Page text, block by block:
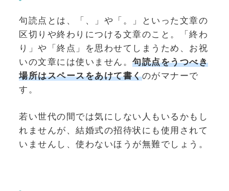
句読点とは、「、」や「。」といった文章の
区切りや終わりにつける文章のこと。「終わ
り」や「終点」を思わせてしまうため、お祝
いの文章には使いません。 句読点をうつべき
場所はスペースをあけて書くのがマナーで
す。
若い世代の間では気にしない人もいるかもし
れませんが、結婚式の招待状にも使用されて
いませんし、使わないほうが無難でしょう。